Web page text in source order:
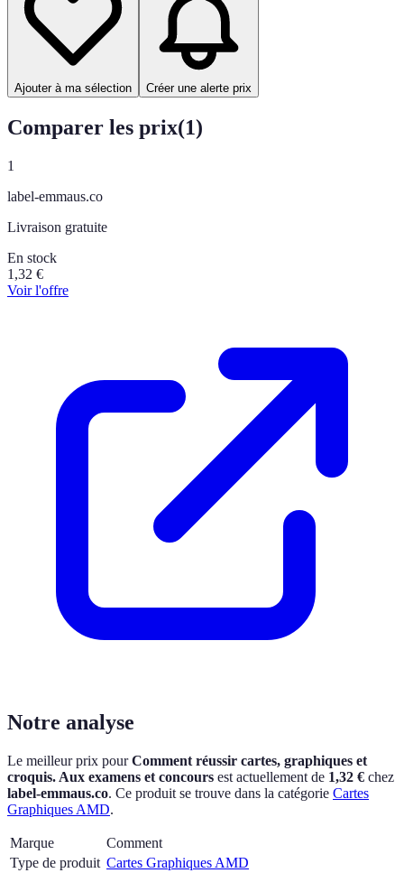
Ajouter à ma sélection Créer une alerte prix
Comparer les prix(1)
1
label-emmaus.co
Livraison gratuite
En stock
1,32 €
Voir l'offre
Notre analyse
Le meilleur prix pourComment réussir cartes, graphiques et
croquis. Aux examens et concours est actuellement de 1,32 € chez
label-emmaus.co. Ce produit se trouve dans la catégorie Cartes
Graphiques AMD.
Marque
Comment
Type de produit Cartes Graphiques AMD